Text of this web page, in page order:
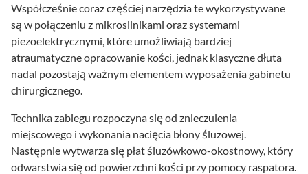
Współcześnie coraz częściej narzędzia te wykorzystywane
są w połączeniu z mikrosilnikami oraz systemami
piezoelektrycznymi, które umożliwiają bardziej
atraumatyczne opracowanie kości, jednak klasyczne dłuta
nadal pozostają ważnym elementem wyposażenia gabinetu
chirurgicznego.
Technika zabiegu rozpoczyna się od znieczulenia
miejscowego i wykonania nacięcia błony śluzowej.
Następnie wytwarza się płat śluzówkowo-okostnowy, który
odwarstwia się od powierzchni kości przy pomocy raspatora.